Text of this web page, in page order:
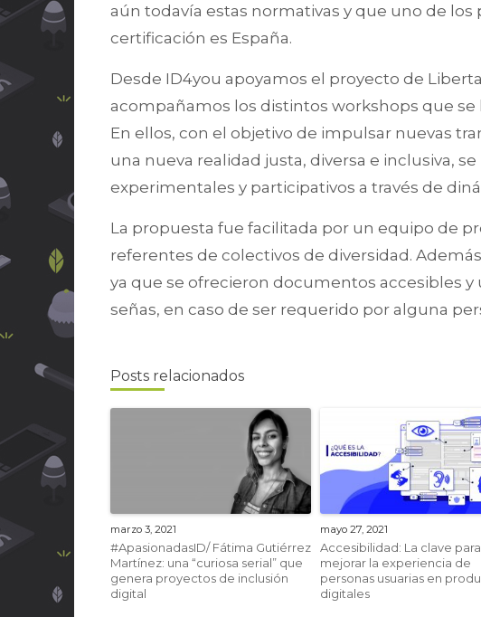
aún todavía estas normativas y que uno de los
certificación es España.
Desde ID4you apoyamos el proyecto de
acompañamos los distintos workshops que
En ellos, con el objetivo de impulsar nuevas
una nueva realidad justa, diversa e inclusiva,
experimentales y participativos a través de
La propuesta fue facilitada por un equipo de
referentes de colectivos de diversidad.
ya que se ofrecieron documentos accesibles
señas, en caso de ser requerido por alguna
Posts relacionados
marzo 3, 2021
#ApasionadasID/ Fátima Gutiérrez
Martínez: una “curiosa serial” que
genera proyectos de inclusión
digital
mayo 27, 2021
Accesibilidad: La clave para
mejorar la experiencia de
personas usuarias en
digitales